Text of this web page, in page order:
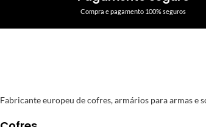
Compra e pagamento 100% seguros
Fabricante europeu de cofres, armários para armas e